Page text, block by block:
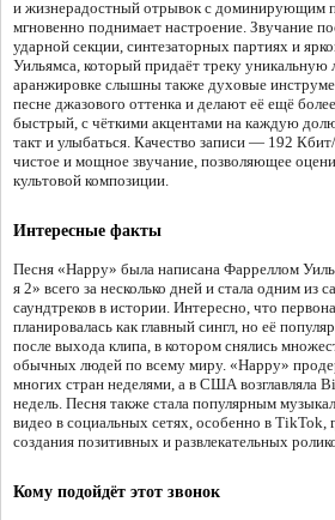
и жизнерадостный отрывок с доминирующим
мгновенно поднимает настроение. Звучание
ударной секции, синтезаторных партиях и
Уильямса, который придаёт треку уникальную
аранжировке слышны также духовые
песне джазового оттенка и делают её ещё
быстрый, с чёткими акцентами на каждую
такт и улыбаться. Качество записи — 192
чистое и мощное звучание, позволяющее
культовой композиции.
Интересные факты
Песня «Happy» была написана Фарреллом
я 2» всего за несколько дней и стала одним из
саундтреков в истории. Интересно, что
планировалась как главный сингл, но её
после выхода клипа, в котором снялись
обычных людей по всему миру. «Happy»
многих стран неделями, а в США возглавляла
недель. Песня также стала популярным
видео в социальных сетях, особенно в TikTok,
создания позитивных и развлекательных
Кому подойдёт этот звонок